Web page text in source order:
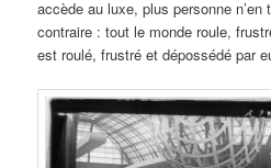
accède au luxe, plus personne n’en
contraire : tout le monde roule,
est roulé, frustré et dépossédé par